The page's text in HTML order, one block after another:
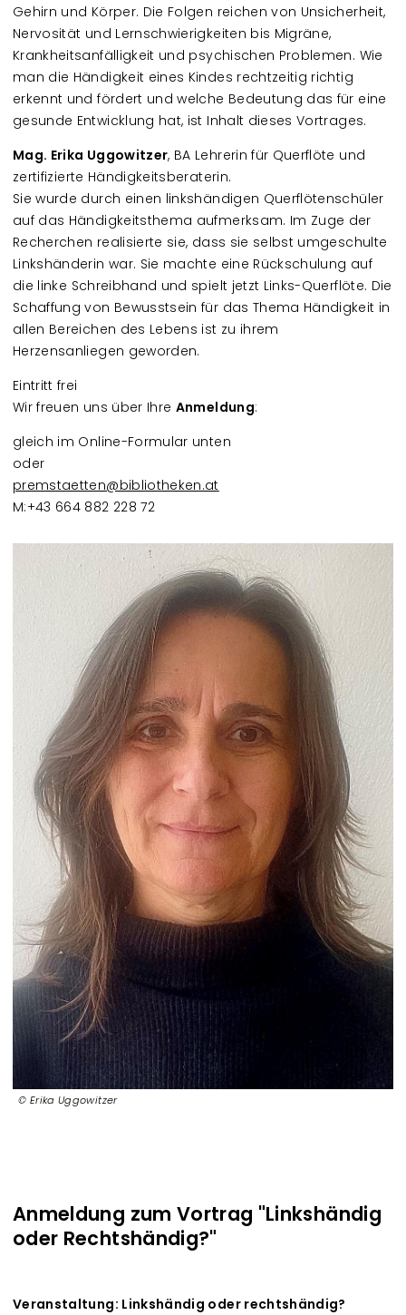
Gehirn und Körper. Die Folgen reichen von Unsicherheit,
Nervosität und Lernschwierigkeiten bis Migräne,
Krankheitsanfälligkeit und psychischen Problemen. Wie
man die Händigkeit eines Kindes rechtzeitig richtig
erkennt und fördert und welche Bedeutung das für eine
gesunde Entwicklung hat, ist Inhalt dieses Vortrages.
Mag. Erika Uggowitzer, BA Lehrerin für Querflöte und
zertifizierte Händigkeitsberaterin.
Sie wurde durch einen linkshändigen Querflötenschüler
auf das Händigkeitsthema aufmerksam. Im Zuge der
Recherchen realisierte sie, dass sie selbst umgeschulte
Linkshänderin war. Sie machte eine Rückschulung auf
die linke Schreibhand und spielt jetzt Links-Querflöte. Die
Schaffung von Bewusstsein für das Thema Händigkeit in
allen Bereichen des Lebens ist zu ihrem
Herzensanliegen geworden.
Eintritt frei
Wir freuen uns über Ihre Anmeldung:
gleich im Online-Formular unten
oder
premstaetten@bibliotheken.at
M:+43 664 882 228 72
Erika Uggowitzer
Anmeldung zum Vortrag "Linkshändig
oder Rechtshändig?"
Veranstaltung: Linkshändig oder rechtshändig?